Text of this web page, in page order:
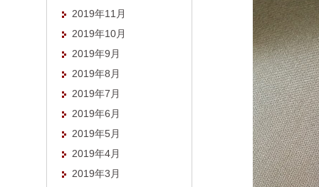
2019年11月
2019年10月
2019年9月
2019年8月
2019年7月
2019年6月
2019年5月
2019年4月
2019年3月